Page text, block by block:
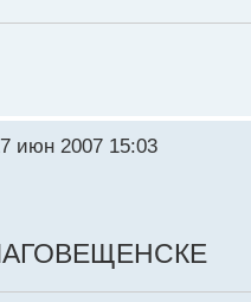
июн 2007 15:03